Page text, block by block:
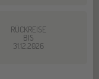
RÜCKREISE
BIS
31.12.2026